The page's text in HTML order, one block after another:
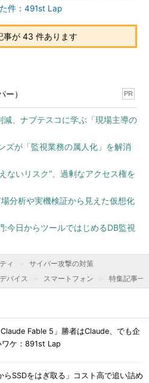
件：491st Lap
事が 43 件あります
） PR
、ナブテスコに学ぶ「現場主導の
ズが「監視業務の属人化」を解消
ないリスク”、過剰なアクセス権を
分析や実機検証から見えた仮想化
:今日からツールではじめるDB監視
ィ
サイバー攻撃の対策
バイス スマートフォン 特集記事一
Fable 5」勝者はClaude、でも企
ケ：891st Lap
らSSDをはぎ取る」コスト高で追い詰め